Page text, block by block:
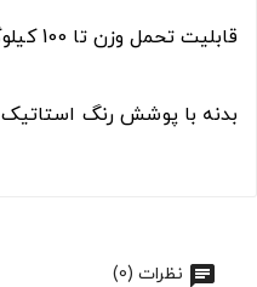
قابلیت تحمل وزن تا 100 کیلوگرم
بدنه با پوشش رنگ استاتیک
نظرات (0)